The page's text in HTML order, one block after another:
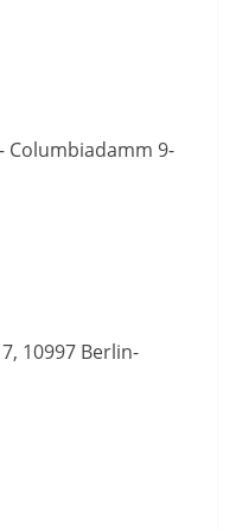
Columbiadamm 9-
10997 Berlin-